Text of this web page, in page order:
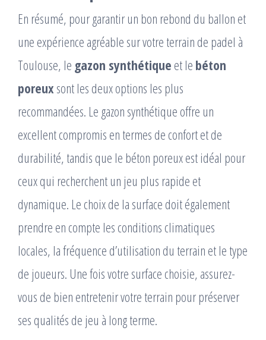
En résumé, pour garantir un bon rebond du ballon et
une expérience agréable sur votre terrain de padel à
Toulouse, le gazon synthétique et le béton
poreux sont les deux options les plus
recommandées. Le gazon synthétique offre un
excellent compromis en termes de confort et de
durabilité, tandis que le béton poreux est idéal pour
ceux qui recherchent un jeu plus rapide et
dynamique. Le choix de la surface doit également
prendre en compte les conditions climatiques
locales, la fréquence d’utilisation du terrain et le type
de joueurs. Une fois votre surface choisie, assurez-
vous de bien entretenir votre terrain pour préserver
ses qualités de jeu à long terme.